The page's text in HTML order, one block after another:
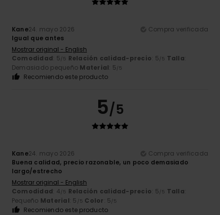
Kane24. mayo 2026
Compra verificada
Igual que antes
Mostrar original - English
Comodidad: 5/5 Relación calidad-precio: 5/5 Talla:
Demasiado pequeño Material: 5/5
Recomiendo este producto
5/5
Kane24. mayo 2026
Compra verificada
Buena calidad, precio razonable, un poco demasiado
largo/estrecho
Mostrar original - English
Comodidad: 4/5 Relación calidad-precio: 5/5 Talla:
Pequeño Material: 5 /5 Color: 5/5
Recomiendo este producto